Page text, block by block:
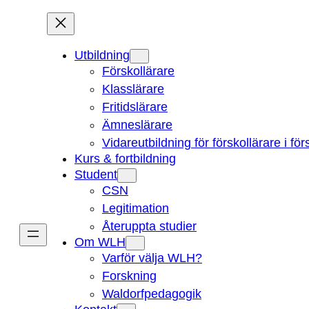
Utbildning
Förskollärare
Klasslärare
Fritidslärare
Ämneslärare
Vidareutbildning för förskollärare i
Kurs & fortbildning
Student
CSN
Legitimation
Återuppta studier
Om WLH
Varför välja WLH?
Forskning
Waldorfpedagogik